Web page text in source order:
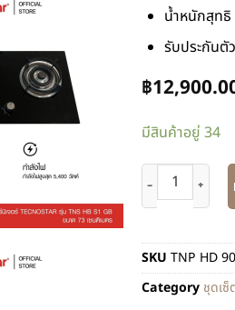
น้ำหนักสุทธิ
รับประกันตั
฿
มีสินค้าอยู่ 34
SKU TNP HD
Category ชุดเ